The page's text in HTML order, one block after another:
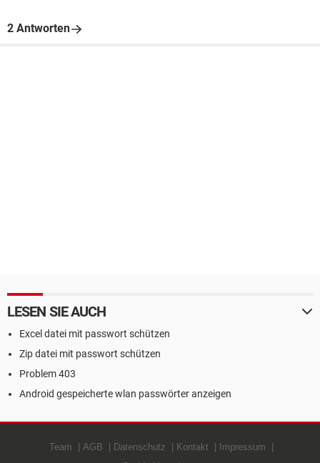
2 Antworten
LESEN SIE AUCH
Excel datei mit passwort schützen
Zip datei mit passwort schützen
Problem 403
Android gespeicherte wlan passwörter anzeigen
Team AGB Datenschutz Kontakt
Impressum